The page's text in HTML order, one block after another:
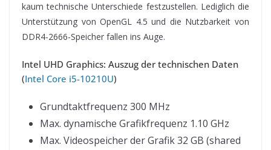
kaum technische Unterschiede festzustellen. Lediglich die
Unterstützung von OpenGL 4.5 und die Nutzbarkeit von
DDR4-2666-Speicher fallen ins Auge.
Intel UHD Graphics: Auszug der technischen Daten
(Intel Core i5-10210U)
Grundtaktfrequenz 300 MHz
Max. dynamische Grafikfrequenz 1.10 GHz
Max. Videospeicher der Grafik 32 GB (shared